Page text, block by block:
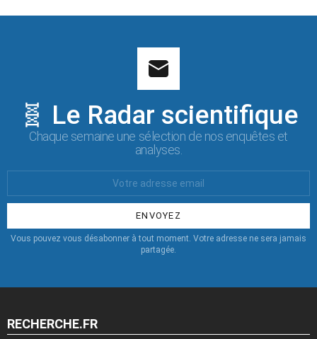
🧬 Le Radar scientifique
Chaque semaine une sélection de nos enquêtes et
analyses.
:
Vous pouvez vous désabonner à tout moment. Votre adresse ne sera jamais
partagée.
RECHERCHE.FR